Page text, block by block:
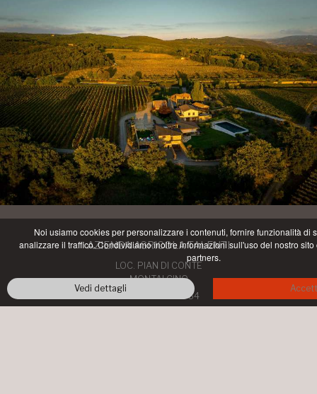
AZIENDA AGRICOLA TALENTI
LOC. PIAN DI CONTE
MONTALCINO
+39 0577 844064
Noi usiamo cookies per personalizzare i contenuti, fornire funzionalità di
analizzare il traffico. Condividiamo inoltre informazioni sull'uso del nostro
partners.
Vedi dettagli